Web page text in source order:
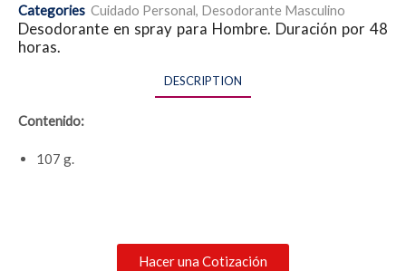
Categories Cuidado Personal, Desodorante Masculino
Desodorante en spray para Hombre. Duración por 48
horas.
DESCRIPTION
Contenido:
107 g.
Hacer una Cotización